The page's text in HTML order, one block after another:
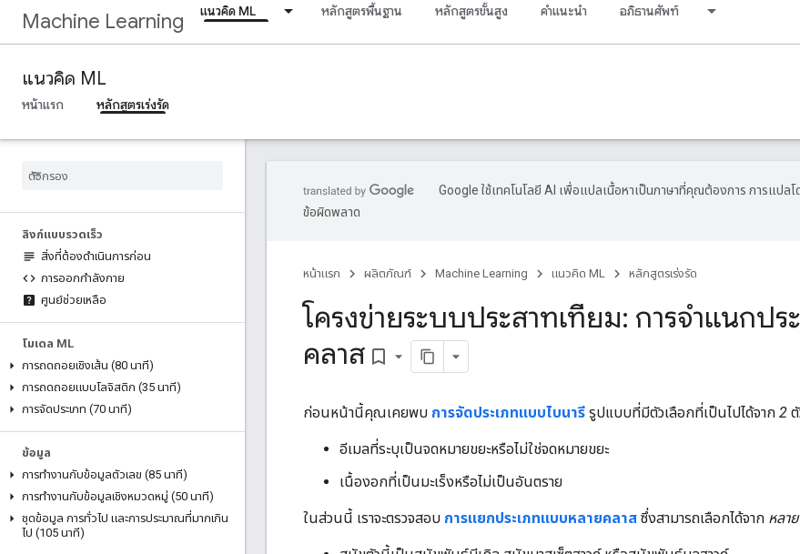
Machine Learning แนวคิด ML หลักสูตรพื้นฐาน หลักสูตรขั้นสูง คำแนะนำ อภิธานศัพท์
แนวคิด ML
หน้าแรก หลักสูตรเร่งรัด
ลิงก์แบบรวดเร็ว
สิ่งที่ต้องดำเนินการก่อน
การออกกำลังกาย
ศูนย์ช่วยเหลือ
โมเดล ML
การถดถอยเชิงเส้น (80 นาที)
การถดถอยแบบโลจิสติก (35 นาที)
การจัดประเภท (70 นาที)
ข้อมูล
การทำงานกับข้อมูลตัวเลข (85 นาที)
การทำงานกับข้อมูลเชิงหมวดหมู่ (50 นาที)
ชุดข้อมูล การทั่วไป และการประมาณที่มากเกิน
ไป (105 นาที)
Google ใช้เทคโนโลยี AI เพื่อแปลเนื้อหาเป็นภาษาที่คุณต้องการ การแปลโ
ข้อผิดพลาด
หน้าแรก ผลิตภัณฑ์ Machine Learning แนวคิด ML หลักสูตรเร่งรัด
โครงข่ายระบบประสาทเทียม: การจำแนกป
คลาส bookmark_border
ก่อนหน้านี้คุณเคยพบ การจัดประเภทแบบไบนารี รูปแบบที่มีตัวเลือกที่เป็นไปได้จาก 2
อีเมลที่ระบุเป็นจดหมายขยะหรือไม่ใช่จดหมายขยะ
เนื้องอกที่เป็นมะเร็งหรือไม่เป็นอันตราย
ในส่วนนี้ เราจะตรวจสอบ การแยกประเภทแบบหลายคลาส ซึ่งสามารถเลือกได้จาก หลาย